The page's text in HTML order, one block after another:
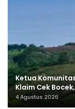
Ketua
Klaim Cek
Makam Leluhur
4 Agustus 2026